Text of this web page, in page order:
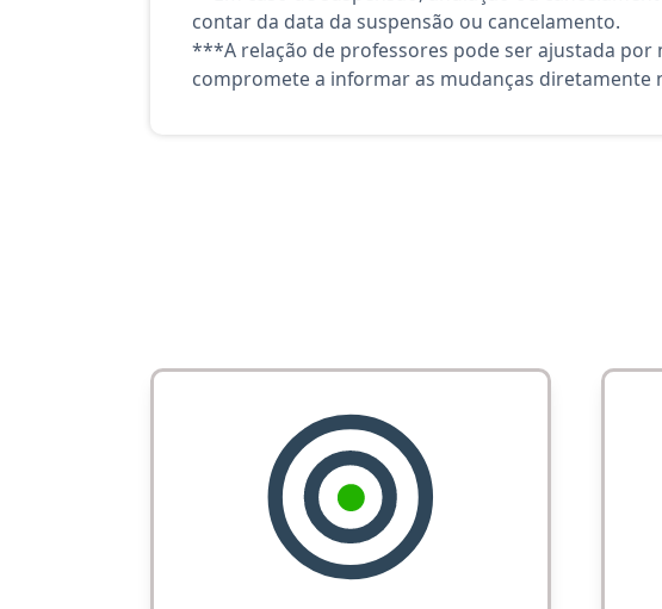
contar da data da suspensão ou cancelamento.
***A relação de professores pode ser ajustada por
compromete a informar as mudanças diretamente